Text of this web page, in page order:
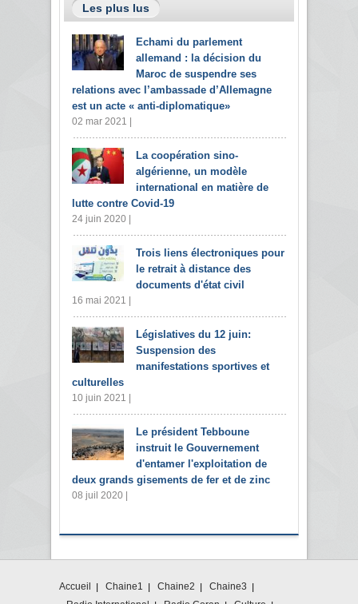
Les plus lus
Echami du parlement
allemand : la décision du
Maroc de suspendre ses
relations avec l’ambassade d’Allemagne
est un acte « anti-diplomatique»
02 mar 2021 |
La coopération sino-
algérienne, un modèle
international en matière de
lutte contre Covid-19
24 juin 2020 |
Trois liens électroniques pour
le retrait à distance des
documents d'état civil
16 mai 2021 |
Législatives du 12 juin:
Suspension des
manifestations sportives et
culturelles
10 juin 2021 |
Le président Tebboune
instruit le Gouvernement
d'entamer l'exploitation de
deux grands gisements de fer et de zinc
08 juil 2020 |
Accueil Chaine1 Chaine2
Chaine3